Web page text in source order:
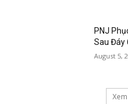
PNJ
Sau Đáy
August 5,